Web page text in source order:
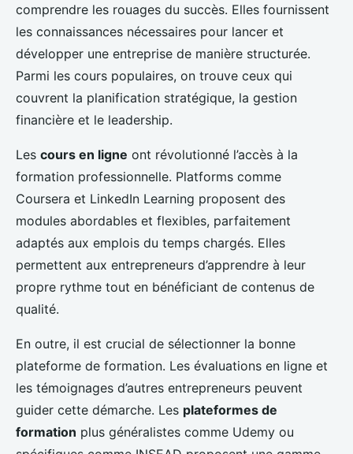
Manon •
comprendre les rouages du succès. Elles fournissent
les connaissances nécessaires pour lancer et
développer une entreprise de manière structurée.
Parmi les cours populaires, on trouve ceux qui
couvrent la planification stratégique, la gestion
financière et le leadership.
Les cours en ligne ont révolutionné l’accès à la
formation professionnelle. Platforms comme
Coursera et LinkedIn Learning proposent des
modules abordables et flexibles, parfaitement
adaptés aux emplois du temps chargés. Elles
permettent aux entrepreneurs d’apprendre à leur
propre rythme tout en bénéficiant de contenus de
qualité.
En outre, il est crucial de sélectionner la bonne
plateforme de formation. Les évaluations en ligne et
les témoignages d’autres entrepreneurs peuvent
guider cette démarche. Les plateformes de
formation plus généralistes comme Udemy ou